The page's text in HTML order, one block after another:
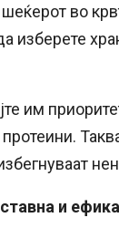
во
изберете
им
протеини.
и